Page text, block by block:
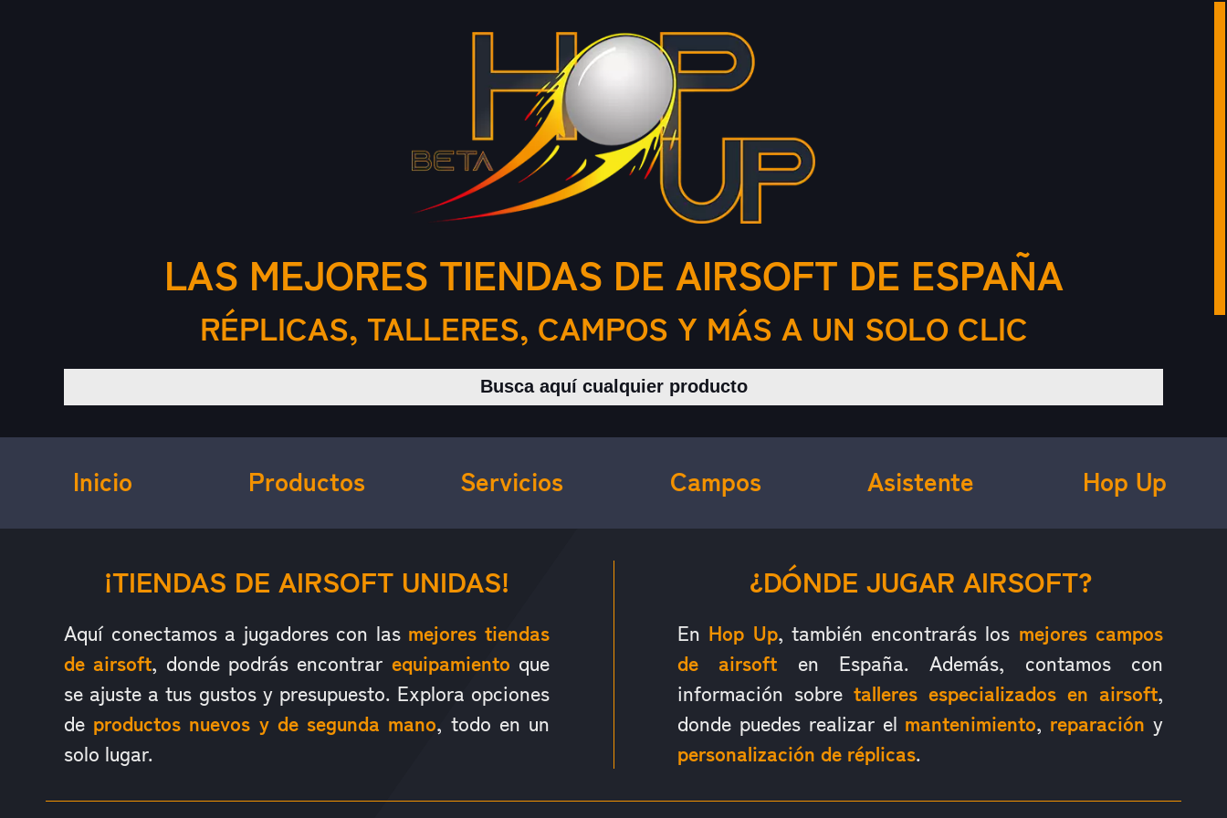
LAS MEJORES TIENDAS DE AIRSOFT DE ESPAÑA
RÉPLICAS, TALLERES, CAMPOS Y MÁS A UN SOLO CLIC
Buscar productos
Inicio Productos Servicios Campos Asistente Hop Up
¡TIENDAS DE AIRSOFT UNIDAS!
Aquí conectamos a jugadores con las mejores tiendas
de airsoft, donde podrás encontrar equipamiento que
se ajuste a tus gustos y presupuesto. Explora opciones
de productos nuevos y de segunda mano, todo en un
solo lugar.
¿DÓNDE JUGAR AIRSOFT?
En Hop Up, también encontrarás los mejores campos
de airsoft en España. Además, contamos con
información sobre talleres especializados en airsoft,
donde puedes realizar el mantenimiento, reparación y
personalización de réplicas.